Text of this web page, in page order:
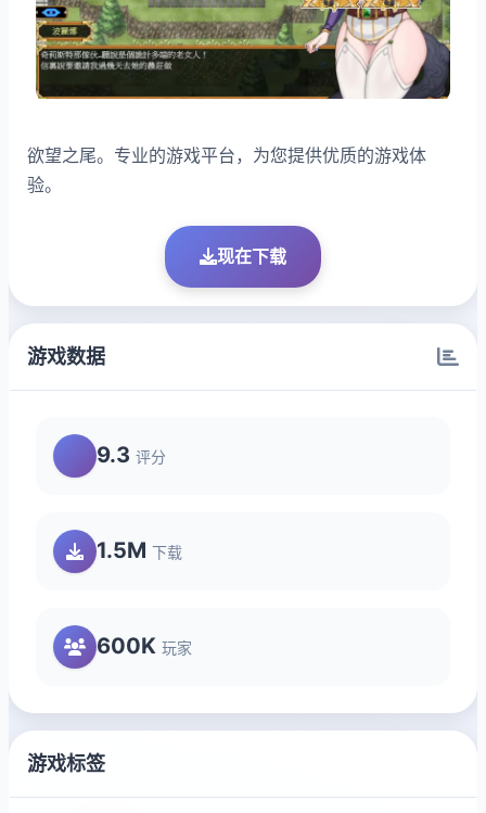
欲望之尾。专业的游戏平台，为您提供优质的游戏体
验。
现在下载
游戏数据
9.3 评分
1.5M 下载
600K 玩家
游戏标签